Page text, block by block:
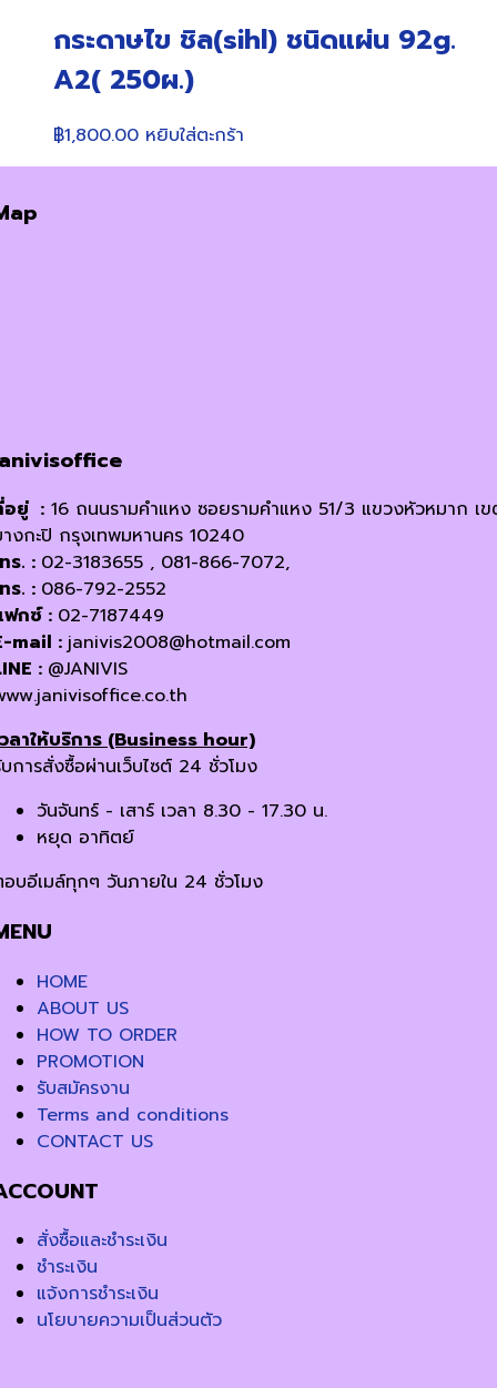
กระดาษไข ชิล(sihl) ชนิดแผ่น 92g.
A2( 250ผ.)
฿1,800.00 หยิบใส่ตะกร้า
อยู่ : 16 ถนนรามคำแหง ซอยรามคำแหง 51/3 แขวงหัวหมาก เ
งกะปิ กรุงเทพมหานคร 10240
ร. : 02-3183655 , 081-866-7072,
ร. : 086-792-2552
กซ์ : 02-7187449
mail : janivis2008@hotmail.com
: @JANIVIS
ลาให้บริการ (Business hour)
การสั่งซื้อผ่านเว็บไซต์ 24 ชั่วโมง
วันจันทร์ - เสาร์ เวลา 8.30 - 17.30 น.
หยุด อาทิตย์
บอีเมล์ทุกๆ วันภายใน 24 ชั่วโมง
HOME
ABOUT US
HOW TO ORDER
PROMOTION
รับสมัครงาน
Terms and conditions
CONTACT US
สั่งซื้อและชำระเงิน
ชำระเงิน
แจ้งการชำระเงิน
นโยบายความเป็นส่วนตัว